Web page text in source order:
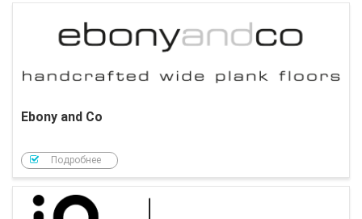
Ebony and Co
Подробнее